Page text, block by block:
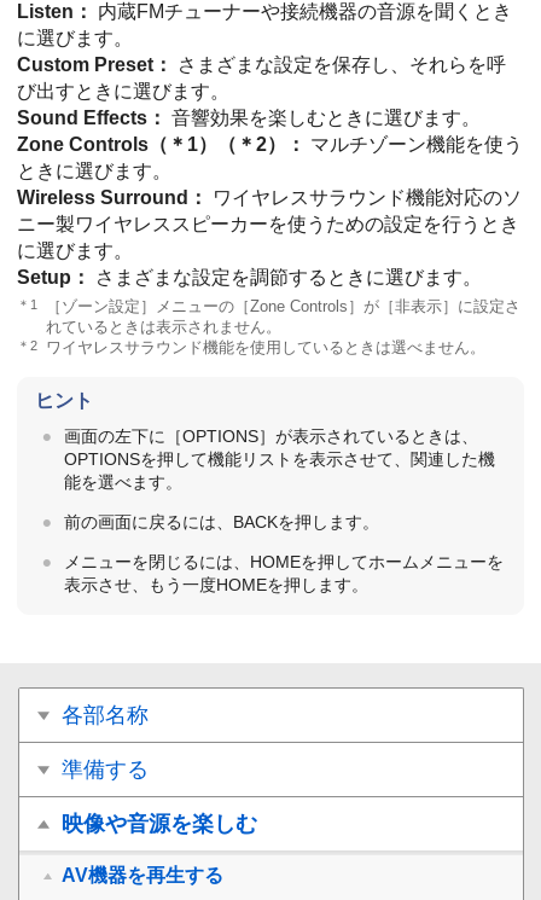
Listen ：
内蔵FMチューナーや接続機器の音源を聞くとき
に選びます。
Custom Preset ：
さまざまな設定を保存し、それらを呼
び出すときに選びます。
Sound Effects ： 音響効果を楽しむときに選びます。
Zone Controls（＊1）（＊2）
：
マルチゾーン機能を使う
ときに選びます。
Wireless Surround ：
ワイヤレスサラウンド機能対応のソ
ニー製ワイヤレススピーカーを使うための設定を行うとき
に選びます。
Setup ： さまざまな設定を調節するときに選びます。
＊1 ［ ゾーン設定 ］メニューの［Zone Controls ］が［非表示］に設定さ
れているときは表示されません。
＊2 ワイヤレスサラウンド機能を使用しているときは選べません。
ヒント
画面の左下に［OPTIONS］が表示されているときは、
OPTIONSを押して機能リストを表示させて、関連した機
能を選べます。
前の画面に戻るには、 BACKを押します。
メニューを閉じるには、 HOMEを押してホームメニューを
表示させ、もう一度HOMEを押します。
各部名称
準備する
映像や音源を楽しむ
AV機器を再生する